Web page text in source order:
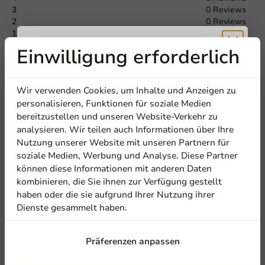
3
0 Reviews
2
0 Reviews
1
0 Reviews
Teilen Sie Ihre Erfahrung
others and let us know what you think!
Eine Bewertung schreiben
Einwilligung erforderlich
Wir verwenden Cookies, um Inhalte und Anzeigen zu
personalisieren, Funktionen für soziale Medien
bereitzustellen und unseren Website-Verkehr zu
analysieren. Wir teilen auch Informationen über Ihre
Nutzung unserer Website mit unseren Partnern für
soziale Medien, Werbung und Analyse. Diese Partner
können diese Informationen mit anderen Daten
kombinieren, die Sie ihnen zur Verfügung gestellt
haben oder die sie aufgrund Ihrer Nutzung ihrer
Dienste gesammelt haben.
Präferenzen anpassen
Erhalten Sie
5% Rabatt
Abonnieren Sie unseren
Newsletter!